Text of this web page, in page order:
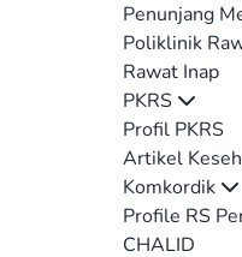
Penunjang
Poliklinik
Rawat Inap
PKRS
Profil PKRS
Artikel
Komkordik
Profile RS
CHALID